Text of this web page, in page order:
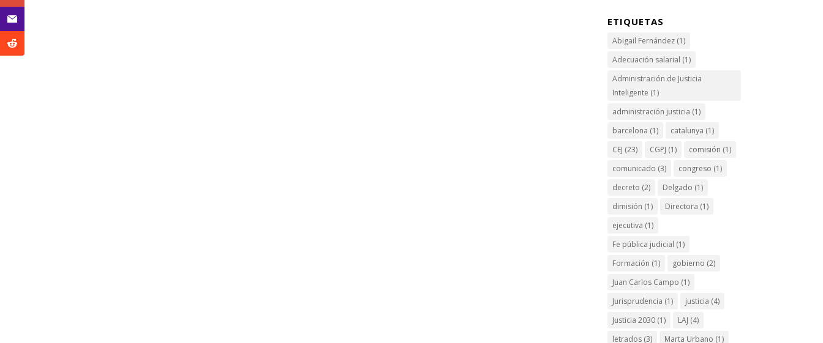
ETIQUETAS
Abigail Fernández (1)
Adecuación salarial (1)
Administración de Justicia
Inteligente (1)
administración justicia (1)
barcelona (1) catalunya (1)
CEJ (23) CGPJ (1) comisión (1)
comunicado (3) congreso (1)
decreto (2) Delgado (1)
dimisión (1) Directora (1)
ejecutiva (1)
Fe pública judicial (1)
Formación (1) gobierno (2)
Juan Carlos Campo (1)
Jurisprudencia (1) justicia (4)
Justicia 2030 (1) LAJ (4)
letrados (3) Marta Urbano (1)